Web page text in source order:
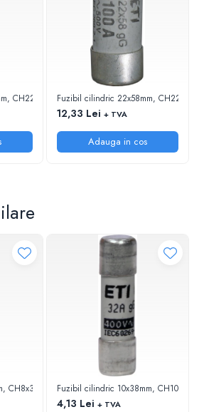
CH22x58 gG 16A/690V
Fuzibil cilindric 22x58mm, CH22x58
12,33 Lei + TVA
Adauga in cos
CH8x32 gG 0.5A/400VFuzibil cilindric 10x38mm, CH10x38
4,13 Lei + TVA